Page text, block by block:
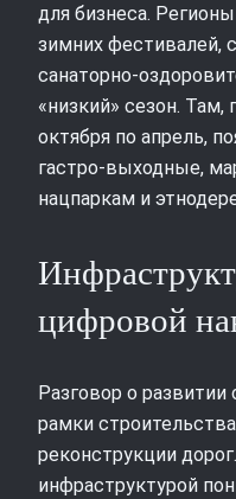
для бизнеса.
зимних фестивалей,
«низкий» сезон. Там,
октября по апрель,
гастро‑выходные,
нацпаркам и
цифровой
Разговор о
рамки
реконструкции
инфраструктурой